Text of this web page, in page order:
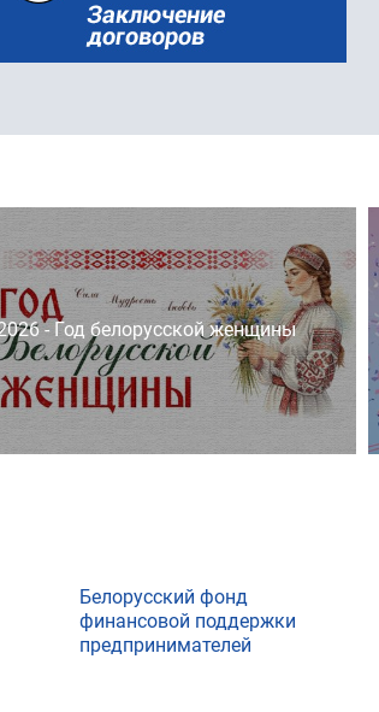
- Год белорусской женщины
Белорусский фонд
финансовой поддержки
предпринимателей